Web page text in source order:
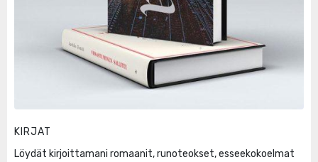
KIRJAT
Löydät kirjoittamani romaanit, runoteokset, esseekokoelmat